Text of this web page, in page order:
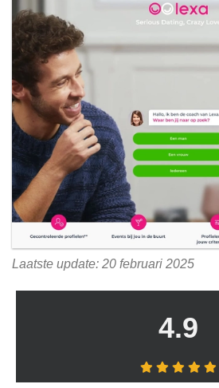
Laatste update: 20 februari 2025
4.9